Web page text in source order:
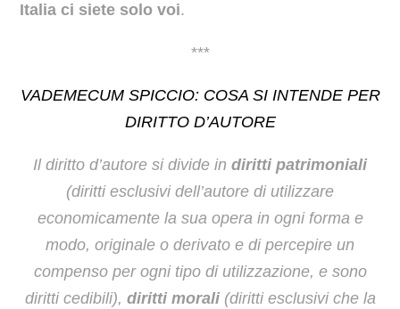
Italia ci siete solo voi.
***
VADEMECUM SPICCIO: COSA SI INTENDE PER
DIRITTO D’AUTORE
Il diritto d’autore si divide in diritti patrimoniali
(diritti esclusivi dell’autore di utilizzare
economicamente la sua opera in ogni forma e
modo, originale o derivato e di percepire un
compenso per ogni tipo di utilizzazione, e sono
diritti cedibili), diritti morali(diritti esclusivi che la